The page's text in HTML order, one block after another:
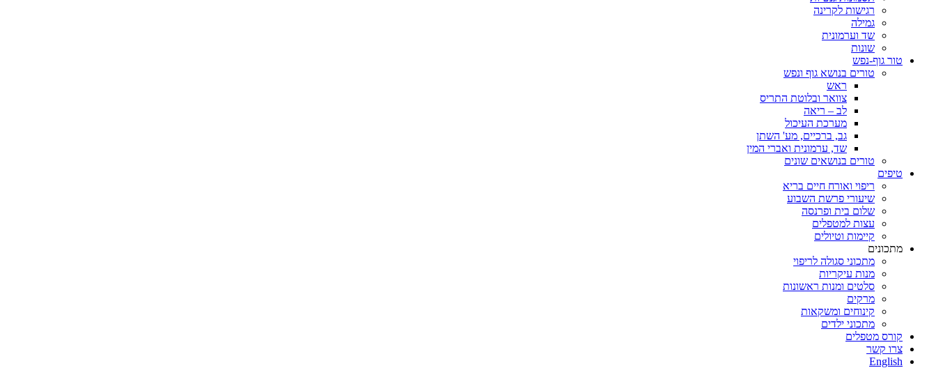
רגישות לקרינה
גמילה
שד וערמונית
שונות
טור גוף-נפש
טורים בנושא גוף ונפש
ראש
צוואר ובלוטת התריס
לב – ריאה
מערכת העיכול
גב, ברכיים, מע' השתן
שד, ערמונית ואברי המין
טורים בנושאים שונים
טיפים
ריפוי ואורח חיים בריא
שיעורי פרשת השבוע
שלום בית ופרנסה
עצות למטפלים
קיימות וטיולים
מתכונים
מתכוני סגולה לריפוי
מנות עיקריות
סלטים ומנות ראשונות
מרקים
קינוחים ומשקאות
מתכוני ילדים
קורס מטפלים
צרו קשר
English